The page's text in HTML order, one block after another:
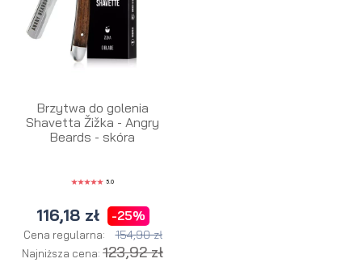
Brzytwa do golenia
Shavetta Žižka - Angry
Beards - skóra
5.0
116,18 zł -25%
Cena regularna: 154,90 zł
Najniższa cena: 123,92 zł